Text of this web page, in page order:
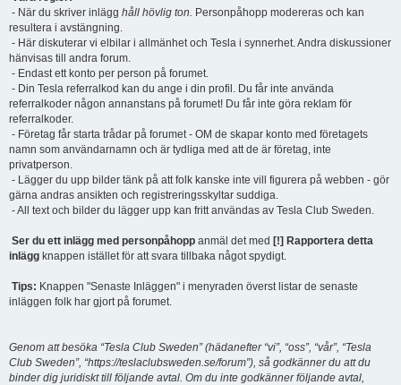
- När du skriver inlägg håll hövlig ton. Personpåhopp modereras och kan
resultera i avstängning.
- Här diskuterar vi elbilar i allmänhet och Tesla i synnerhet. Andra diskussioner
hänvisas till andra forum.
- Endast ett konto per person på forumet.
- Din Tesla referralkod kan du ange i din profil. Du får inte använda
referralkoder någon annanstans på forumet! Du får inte göra reklam för
referralkoder.
- Företag får starta trådar på forumet - OM de skapar konto med företagets
namn som användarnamn och är tydliga med att de är företag, inte
privatperson.
- Lägger du upp bilder tänk på att folk kanske inte vill figurera på webben - gör
gärna andras ansikten och registreringsskyltar suddiga.
- All text och bilder du lägger upp kan fritt användas av Tesla Club Sweden.
Ser du ett inlägg med personpåhopp anmäl det med [!] Rapportera detta
inlägg knappen istället för att svara tillbaka något spydigt.
Tips: Knappen "Senaste Inläggen" i menyraden överst listar de senaste
inläggen folk har gjort på forumet.
Genom att besöka “Tesla Club Sweden” (hädanefter “vi”, “oss”, “vår”, “Tesla
Club Sweden”, “https://teslaclubsweden.se/forum”), så godkänner du att du
binder dig juridiskt till följande avtal. Om du inte godkänner följande avtal,